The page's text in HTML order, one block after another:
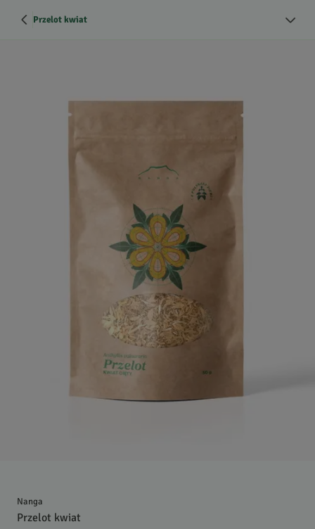
Przelot kwiat
Nanga
Przelot kwiat